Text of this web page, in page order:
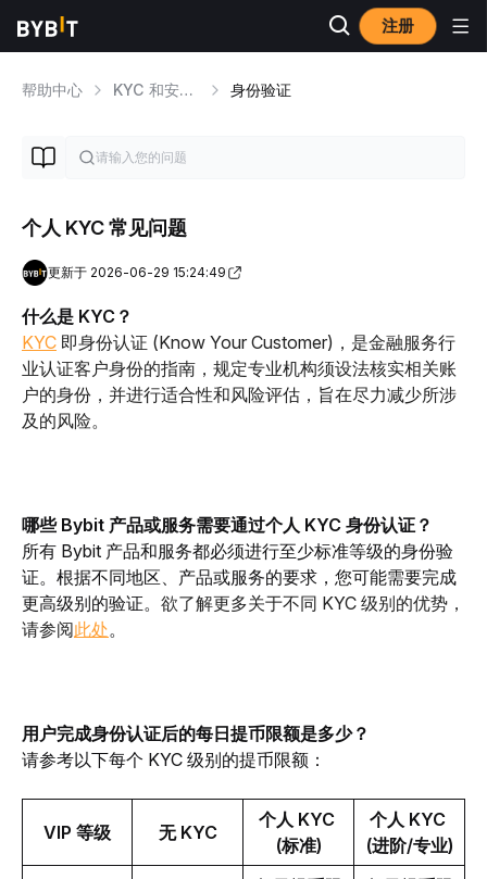
注册
帮助中心 KYC 和安全事项 身份验证
个人 KYC 常见问题
更新于 2026-06-29 15:24:49
什么是 KYC？
KYC 即身份认证 (Know Your Customer)，是金融服务行
业认证客户身份的指南，规定专业机构须设法核实相关账
户的身份，并进行适合性和风险评估，旨在尽力减少所涉
及的风险。
哪些 Bybit 产品或服务需要通过个人 KYC 身份认证？
所有 Bybit 产品和服务都必须进行至少标准等级的身份验
证。 根据不同地区、产品或服务的要求，您可能需要完成
更高级别的验证。 欲了解更多关于不同 KYC 级别的优势，
请参阅此处。
用户完成身份认证后的每日提币限额是多少？
请参考以下每个 KYC 级别的提币限额：
VIP 等级 无 KYC
个人 KYC
(标准)
个人 KYC
(进阶/专业)